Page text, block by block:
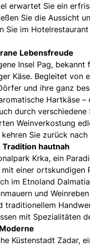
erwartet Sie ein
Sie die Aussicht
Sie im
Lebensfreude
Insel Pag,
Käse. Begleitet von
und ihre ganz
Hartkäse –
durch
Weinverkostung
Sie zurück nach
hautnah
Krka, ein
einer ortskundigen
im Etnoland
und
mit Spezialitäten
Küstenstadt Zadar,